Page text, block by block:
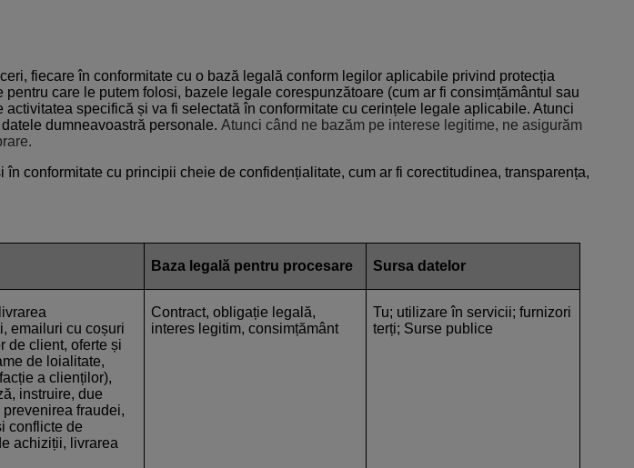
fiecare în conformitate cu o bază legală conform legilor aplicabile privind protecția
care le putem folosi, bazele legale corespunzătoare (cum ar fi consimțământul sau
specifică și va fi selectată în conformitate cu cerințele legale aplicabile. Atunci
dumneavoastră personale. Atunci când ne bazăm pe interese legitime, ne asigurăm
conformitate cu principii cheie de confidențialitate, cum ar fi corectitudinea, transparența,
Baza legală pentru procesare Sursa datelor
emailuri cu coșuri
de client, oferte și
de loialitate,
a clienților),
instruire, due
fraudei,
conflicte de
achiziții, livrarea
Contract, obligație legală,
interes legitim, consimțământ
Tu; utilizare în servicii; furnizori
terți; Surse publice